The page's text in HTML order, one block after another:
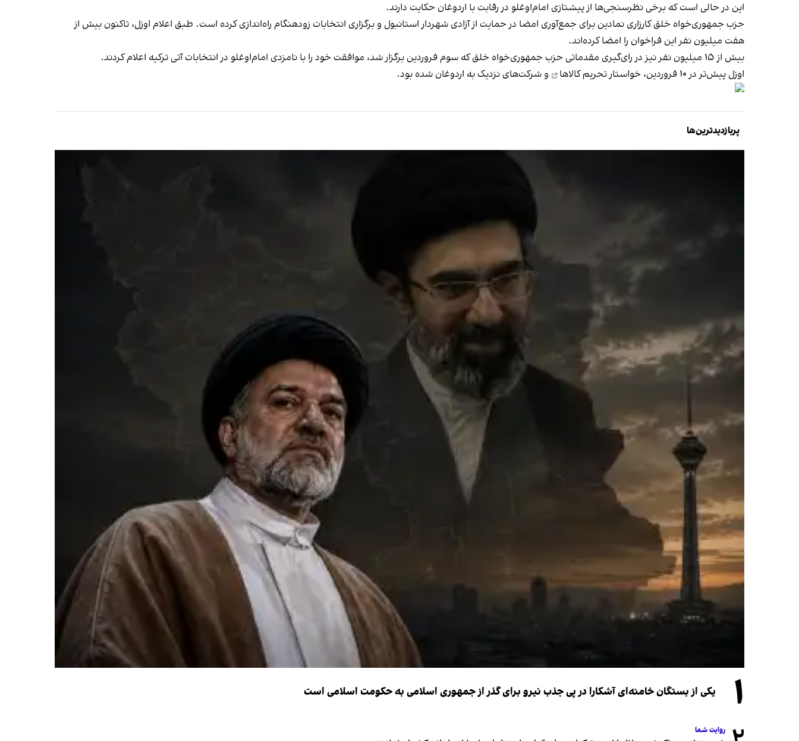
این در حالی است که برخی نظرسنجی‌ها از پیشتازی امام‌اوغلو در رقابت با اردوغان حکایت دارند.
حزب جمهوری‌خواه خلق کارزاری نمادین برای جمع‌آوری امضا در حمایت از آزادی شهردار استانبول و برگزاری انتخابات زودهنگام راه‌اندازی کرده است. طبق اعلام اوزل، تاکنون بیش از
هفت میلیون نفر این فراخوان را امضا کرده‌اند.
بیش از ۱۵ میلیون نفر نیز در رای‌گیری مقدماتی حزب جمهوری‌خواه خلق که سوم فروردین برگزار شد، موافقت خود را با نامزدی امام‌اوغلو در انتخابات آتی ترکیه اعلام کردند.
اوزل پیش‌تر در ۱۰ فروردین، خواستار
تحریم کالاها و شرکت‌های نزدیک به اردوغان شده بود.
پربازدیدترین‌ها
۱ یکی از بستگان خامنه‌ای آشکارا در پی جذب نیرو برای گذر از جمهوری اسلامی به حکومت اسلامی است
روایت شما